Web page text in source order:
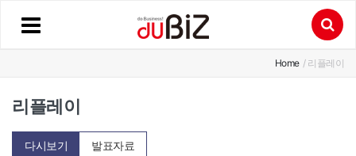
Home / 리플레이
리플레이
다시보기 발표자료